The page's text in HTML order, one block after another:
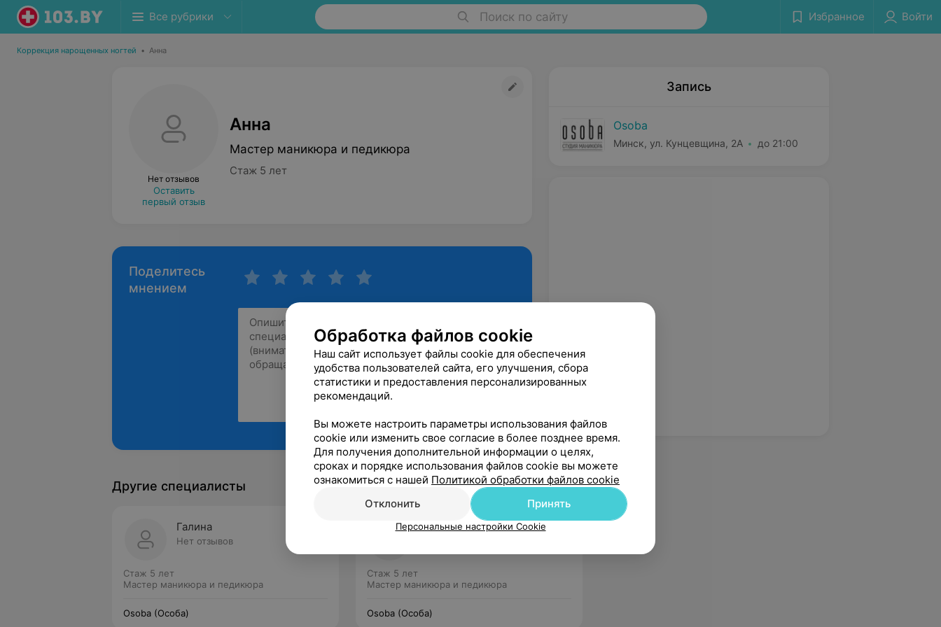
Все рубрики Поиск по сайту Избранное Войти
Коррекция нарощенных ногтей • Анна
Нет отзывов
Оставить
первый отзыв
Анна
Мастер маникюра и педикюра
Стаж 5 лет
Поделитесь
мнением
Запись
Osoba
Минск, ул. Кунцевщина, 2А до 21:00
Другие специалисты
Галина
Нет отзывов
Стаж 5 лет
Мастер маникюра и педикюра
Osoba (Особа)
Ольга
Стаж 5 лет
Мастер маникюра и педикюра
Osoba (Особа)
Обработка файлов cookie
Наш сайт использует файлы cookie для обеспечения
удобства пользователей сайта, его улучшения, сбора
статистики и предоставления персонализированных
рекомендаций.
Вы можете настроить параметры использования файлов
cookie или изменить свое согласие в более позднее время.
Для получения дополнительной информации о целях,
сроках и порядке использования файлов cookie вы можете
ознакомиться с нашей Политикой обработки файлов cookie
Отклонить
Принять
Персональные настройки Cookie